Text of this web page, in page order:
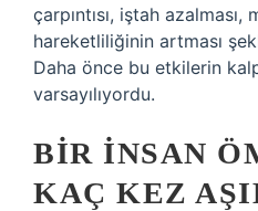
çarpıntısı, iştah
hareketliliğinin artması
Daha önce bu etkilerin
varsayılıyordu.
BIR INSAN
KAÇ KEZ